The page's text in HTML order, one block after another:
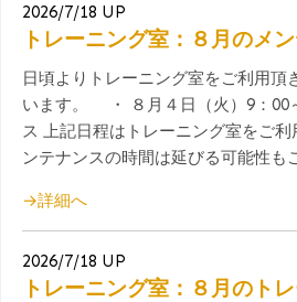
2026/7/18 UP
トレーニング室：８月のメ
日頃よりトレーニング室をご利用頂
います。 ・ ８月４日（火）9：
ス 上記日程はトレーニング室をご
ンテナンスの時間は延びる可能性も
→詳細へ
2026/7/18 UP
トレーニング室：８月のト